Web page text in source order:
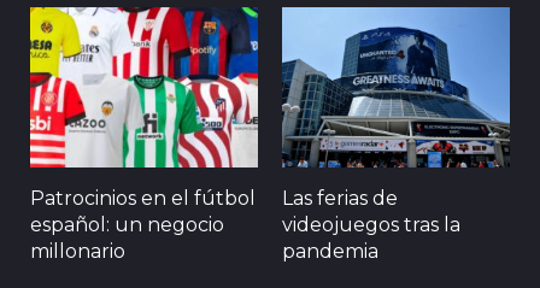
Patrocinios en el fútbol
español: un negocio
millonario
Las ferias de
videojuegos tras la
pandemia